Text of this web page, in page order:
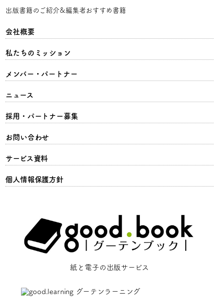
出版書籍のご紹介&編集者おすすめ書籍
会社概要
私たちのミッション
メンバー・パートナー
ニュース
採用・パートナー募集
お問い合わせ
サービス資料
個人情報保護方針
紙と電子の出版サービス